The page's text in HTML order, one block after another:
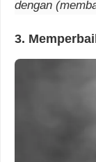
dengan
3.